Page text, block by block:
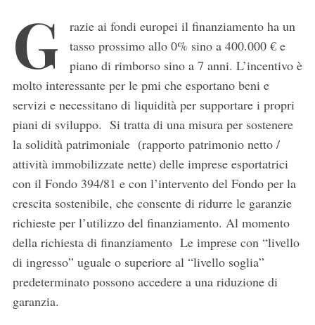
G
razie ai fondi europei il finanziamento ha un
tasso prossimo allo 0% sino a 400.000 € e
piano di rimborso sino a 7 anni. L’incentivo è
molto interessante per le pmi che esportano beni e
servizi e necessitano di liquidità per supportare i propri
piani di sviluppo. Si tratta di una misura per sostenere
la solidità patrimoniale (rapporto patrimonio netto /
attività immobilizzate nette) delle imprese esportatrici
con il Fondo 394/81 e con l’intervento del Fondo per la
crescita sostenibile, che consente di ridurre le garanzie
richieste per l’utilizzo del finanziamento. Al momento
della richiesta di finanziamento Le imprese con “livello
di ingresso” uguale o superiore al “livello soglia”
predeterminato possono accedere a una riduzione di
garanzia.